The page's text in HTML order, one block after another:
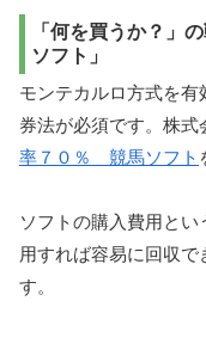
「何を買うか？」
ソフト」
モンテカルロ方式を
券法が必須です。株式
率７０％ 競馬ソフト
ソフトの購入費用と
用すれば容易に回収
す。